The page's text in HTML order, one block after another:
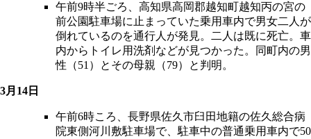
午前9時半ごろ、高知県高岡郡越知町越知丙の宮の
前公園駐車場に止まっていた乗用車内で男女二人が
倒れているのを通行人が発見。二人は既に死亡。車
内からトイレ用洗剤などが見つかった。同町内の男
性（51）とその母親（79）と判明。
3月14日
午前6時ころ、長野県佐久市臼田地籍の佐久総合病
院東側河川敷駐車場で、駐車中の普通乗用車内で50